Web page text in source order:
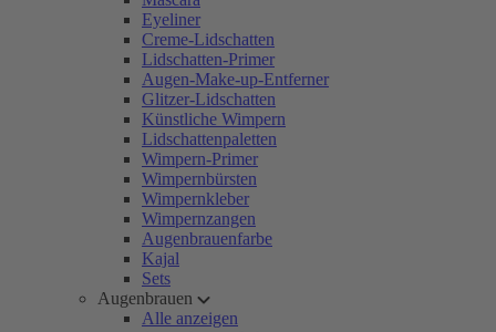
Eyeliner
Creme-Lidschatten
Lidschatten-Primer
Augen-Make-up-Entferner
Glitzer-Lidschatten
Künstliche Wimpern
Lidschattenpaletten
Wimpern-Primer
Wimpernbürsten
Wimpernkleber
Wimpernzangen
Augenbrauenfarbe
Kajal
Sets
Augenbrauen
Alle anzeigen